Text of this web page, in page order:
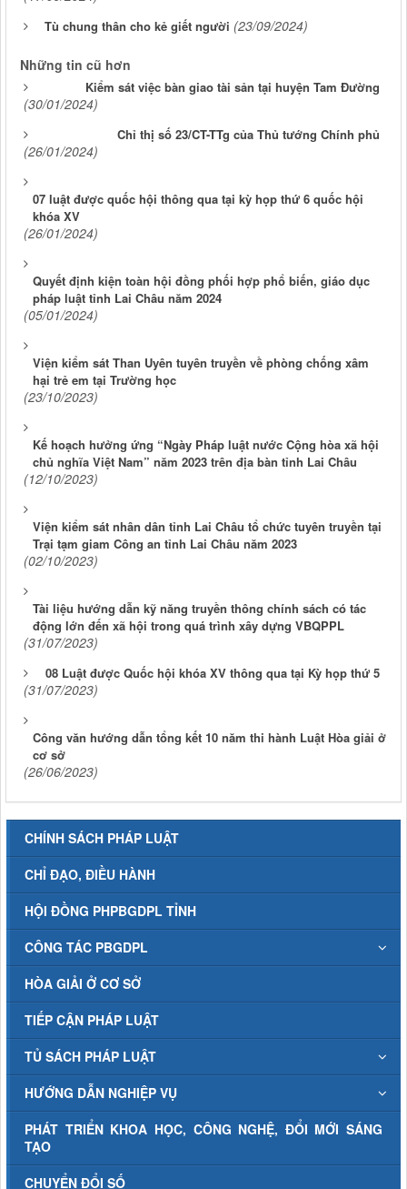
Tù chung thân cho kẻ giết người (23/09/2024)
Những tin cũ hơn
Kiểm sát việc bàn giao tài sản tại huyện Tam Đường
(30/01/2024)
Chỉ thị số 23/CT-TTg của Thủ tướng Chính phủ
(26/01/2024)
07 luật được quốc hội thông qua tại kỳ họp thứ 6 quốc hội
khóa XV
(26/01/2024)
Quyết định kiện toàn hội đồng phối hợp phổ biến, giáo dục
pháp luật tỉnh Lai Châu năm 2024
(05/01/2024)
Viện kiểm sát Than Uyên tuyên truyền về phòng chống xâm
hại trẻ em tại Trường học
(23/10/2023)
Kế hoạch hưởng ứng “Ngày Pháp luật nước Cộng hòa xã hội
chủ nghĩa Việt Nam” năm 2023 trên địa bàn tỉnh Lai Châu
(12/10/2023)
Viện kiểm sát nhân dân tỉnh Lai Châu tổ chức tuyên truyền tại
Trại tạm giam Công an tỉnh Lai Châu năm 2023
(02/10/2023)
Tài liệu hướng dẫn kỹ năng truyền thông chính sách có tác
động lớn đến xã hội trong quá trình xây dựng VBQPPL
(31/07/2023)
08 Luật được Quốc hội khóa XV thông qua tại Kỳ họp thứ 5
(31/07/2023)
Công văn hướng dẫn tổng kết 10 năm thi hành Luật Hòa giải ở
cơ sở
(26/06/2023)
CHÍNH SÁCH PHÁP LUẬT
CHỈ ĐẠO, ĐIỀU HÀNH
HỘI ĐỒNG PHPBGDPL TỈNH
CÔNG TÁC PBGDPL
HÒA GIẢI Ở CƠ SỞ
TIẾP CẬN PHÁP LUẬT
TỦ SÁCH PHÁP LUẬT
HƯỚNG DẪN NGHIỆP VỤ
PHÁT TRIỂN KHOA HỌC, CÔNG NGHỆ, ĐỔI MỚI SÁNG
TẠO
CHUYỂN ĐỔI SỐ